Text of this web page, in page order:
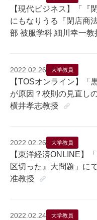
【現代ビジネス】「
にもなりうる『閉店商
部 被服学科 細川幸一教
2022.02.26 大学教員
【TOSオンライン】「
が原因？校則の見直し
横井孝志教授
2022.02.26 大学教員
【東洋経済ONLINE】
区切った』大問題」に
准教授
2022.02.24 大学教員